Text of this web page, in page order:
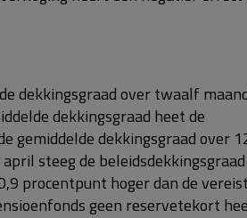
dekkingsgraad over twaalf
dekkingsgraad heet de
gemiddelde dekkingsgraad over
steeg de
procentpunt hoger dan de
geen reservetekort